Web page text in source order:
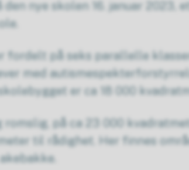
nye skolen 16. januar 2023,
fordelt på seks parallelle
med
er ca 18 000
romslig, på ca 23 000
til rådighet. Her finnes